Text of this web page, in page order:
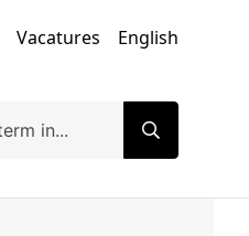
Vacatures English